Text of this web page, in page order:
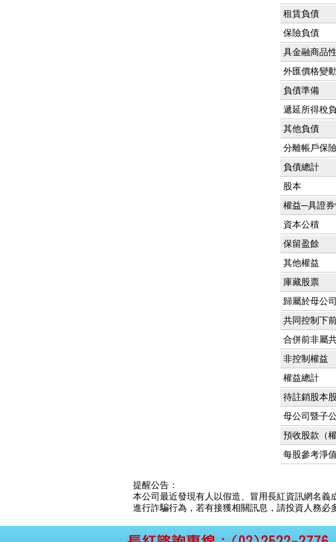
租賃負債
保險負債
具金融商品
外匯價格變
負債準備
遞延所得稅
其他負債
分離帳戶保
負債總計
股本
權益─具證
資本公積
保留盈餘
其他權益
庫藏股票
歸屬於母公
共同控制下
合併前非屬
非控制權益
權益總計
待註銷股本
母公司暨子
預收股款（
每股參考淨值
提醒公告：
本公司最近發現有人以假造、冒用長紅資訊網名義
進行詐騙行為，若有接獲相關訊息，請投資人務必